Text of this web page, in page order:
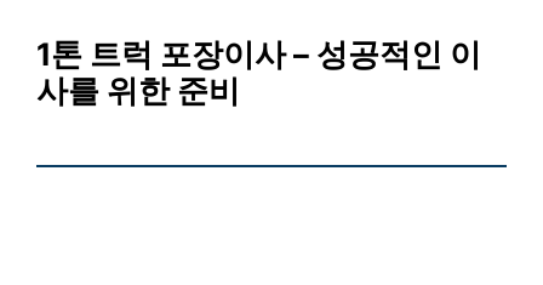
1톤 트럭 포장이사 – 성공적인 이
사를 위한 준비